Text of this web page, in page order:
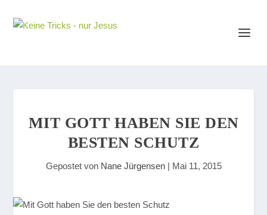
MIT GOTT HABEN SIE DEN
BESTEN SCHUTZ
Gepostet von Nane Jürgensen| Mai 11, 2015